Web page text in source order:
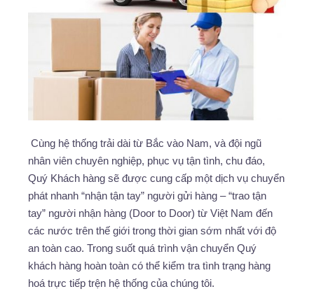
Cùng hệ thống trải dài từ Bắc vào Nam, và đội ngũ
nhân viên chuyên nghiệp, phục vụ tận tình, chu đáo,
Quý Khách hàng sẽ được cung cấp một dịch vụ chuyển
phát nhanh “nhận tận tay” người gửi hàng – “trao tận
tay” người nhận hàng (Door to Door) từ Việt Nam đến
các nước trên thế giới trong thời gian sớm nhất với độ
an toàn cao. Trong suốt quá trình vận chuyển Quý
khách hàng hoàn toàn có thể kiểm tra tình trạng hàng
hoá trực tiếp trện hệ thống của chúng tôi.